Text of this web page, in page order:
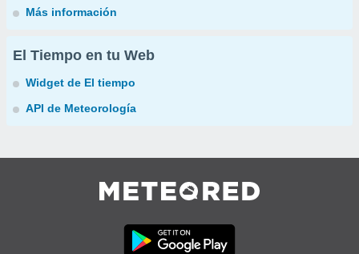
Más información
El Tiempo en tu Web
Widget de El tiempo
API de Meteorología